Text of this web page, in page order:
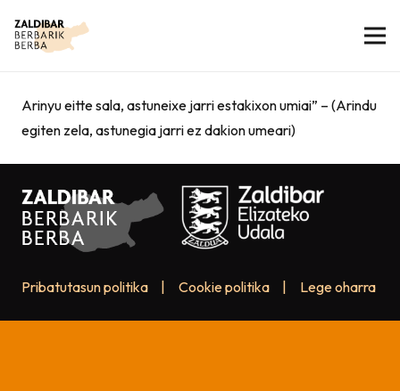
Arinyu eitte sala, astuneixe jarri estakixon umiai” – (Arindu
egiten zela, astunegia jarri ez dakion umeari)
Pribatutasun politika Cookie politika Lege oharra